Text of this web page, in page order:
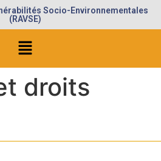
Socio-Environnementales
(RAVSE)
droits